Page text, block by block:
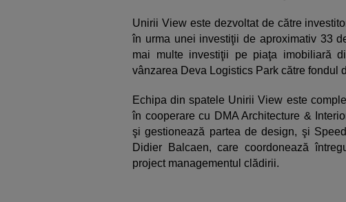
Unirii View este dezvoltat de către
în urma unei investiţii de aproximativ 33
mai multe investiţii pe piaţa imobiliară
vânzarea Deva Logistics Park către fondul
Echipa din spatele Unirii View este
în cooperare cu DMA Architecture &
şi gestionează partea de design, şi
Didier Balcaen, care coordonează
project managementul clădirii.